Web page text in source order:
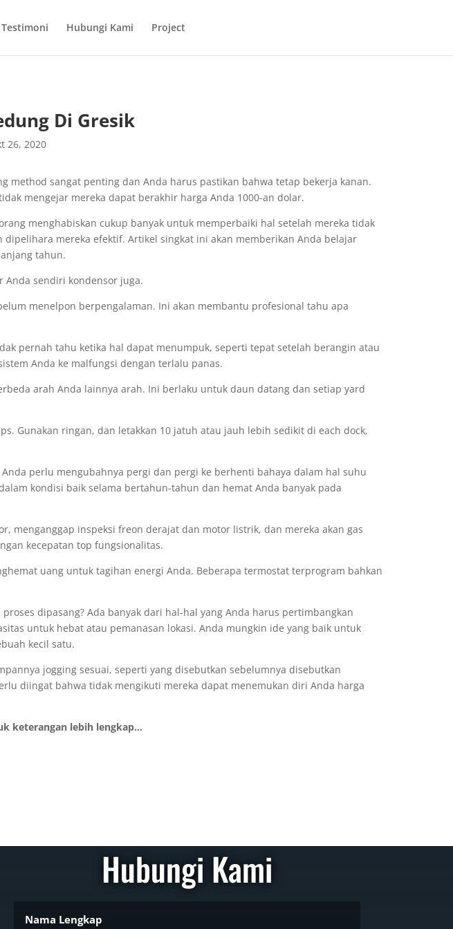
Testimoni Hubungi Kami Project
Di Gresik
26, 2020
method sangat penting dan Anda harus pastikan bahwa tetap bekerja kanan.
mengejar mereka dapat berakhir harga Anda 1000-an dolar.
menghabiskan cukup banyak untuk memperbaiki hal setelah mereka tidak
mereka efektif. Artikel singkat ini akan memberikan Anda belajar
tahun.
Anda sendiri kondensor juga.
menelpon berpengalaman. Ini akan membantu profesional tahu apa
pernah tahu ketika hal dapat menumpuk, seperti tepat setelah berangin atau
Anda ke malfungsi dengan terlalu panas.
arah Anda lainnya arah. Ini berlaku untuk daun datang dan setiap yard
Gunakan ringan, dan letakkan 10 jatuh atau jauh lebih sedikit di each dock,
perlu mengubahnya pergi dan pergi ke berhenti bahaya dalam hal suhu
kondisi baik selama bertahun-tahun dan hemat Anda banyak pada
menganggap inspeksi freon derajat dan motor listrik, dan mereka akan gas
kecepatan top fungsionalitas.
uang untuk tagihan energi Anda. Beberapa termostat terprogram bahkan
dipasang? Ada banyak dari hal-hal yang Anda harus pertimbangkan
untuk hebat atau pemanasan lokasi. Anda mungkin ide yang baik untuk
kecil satu.
jogging sesuai, seperti yang disebutkan sebelumnya disebutkan
diingat bahwa tidak mengikuti mereka dapat menemukan diri Anda harga
keterangan lebih lengkap...
Hubungi Kami